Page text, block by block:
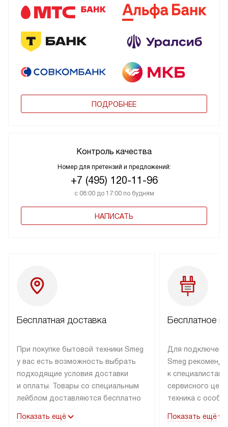
ПОДРОБНЕЕ
Контроль качества
Номер для претензий и предложений:
+7 (495) 120-11-96
с 08:00 до 17:00 по будням
НАПИСАТЬ
Бесплатная доставка
При покупке бытовой техники Smeg
у вас есть возможность выбрать
подходящие условия доставки
и оплаты. Товары со специальным
лейблом доставляются бесплатно
до подъезда. Доставка за пределы
Показать ещё
Бесплатное
Для
Smeg
к специалистам
сервисного
техника с
коммуникациям.
Показать ещё